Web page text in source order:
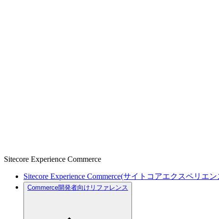
Sitecore Experience Commerce
Sitecore Experience Commerce(サイトコアエクスペリエ
Commerce開発者向けリファレンス